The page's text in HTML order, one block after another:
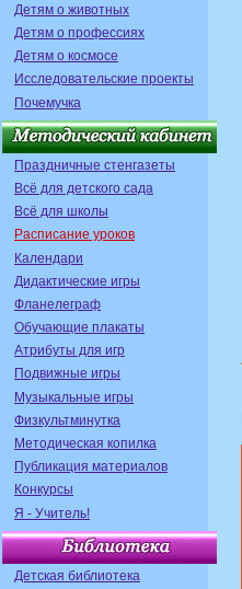
Детям о животных
Детям о профессиях
Детям о космосе
Исследовательские проекты
Почемучка
Праздничные стенгазеты
Всё для детского сада
Всё для школы
Расписание уроков
Календари
Дидактические игры
Фланелеграф
Обучающие плакаты
Атрибуты для игр
Подвижные игры
Музыкальные игры
Физкультминутка
Методическая копилка
Публикация материалов
Конкурсы
Я - Учитель!
Детская библиотека